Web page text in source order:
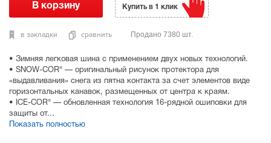
• Зимняя легковая шина с применением двух новых технологий.
• SNOW-COR® — оригинальный рисунок протектора для
«выдавливания» снега из пятна контакта за счет элементов виде
горизонтальных канавок, размещенных от центра к краям.
• ICE-COR® — обновленная технология 16-рядной ошиповки для
защиты от...
Показать полностью
в закладки сравнить
Купить в 1 клик
Продано 7380 шт.